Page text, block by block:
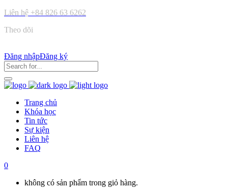
Liên hệ +84 826 63 6262
Theo dõi
Đăng nhậpĐăng ký
Trang chủ
Khóa học
Tin tức
Sự kiện
Liên hệ
FAQ
0
không có sản phẩm trong giỏ hàng.